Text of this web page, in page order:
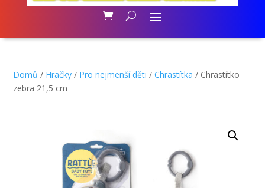
Domů / Hračky / Pro nejmenší děti /Chrastítka / Chrastítko
zebra 21,5 cm